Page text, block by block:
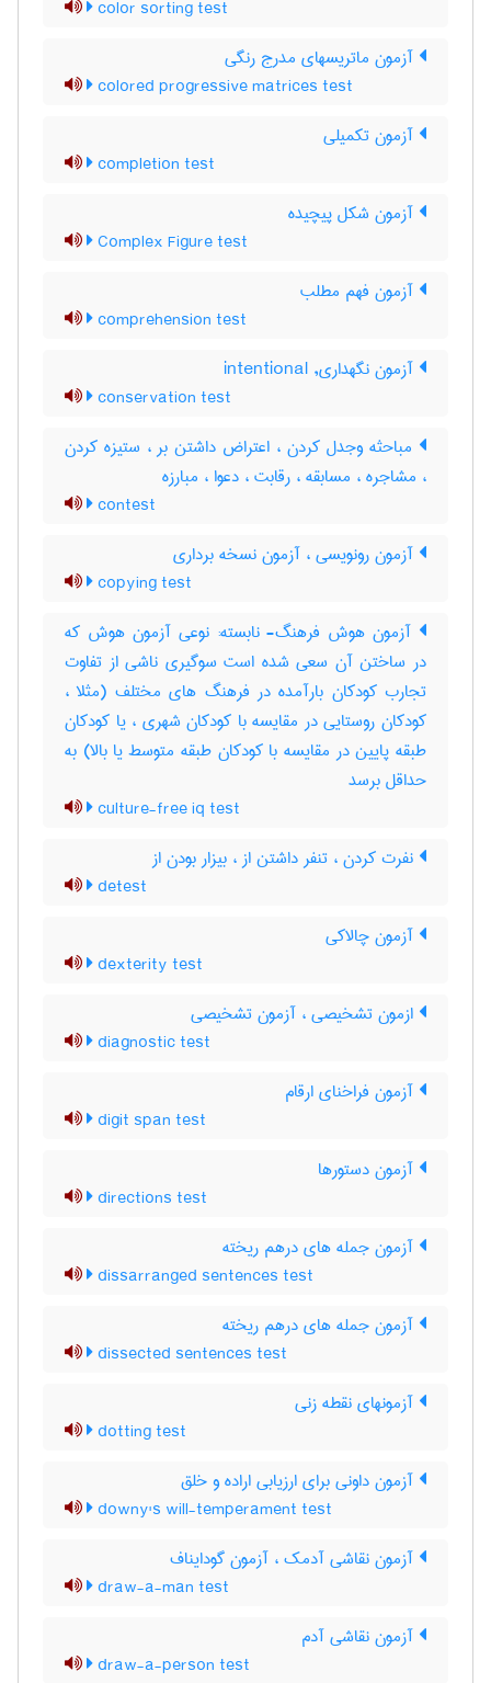
color sorting test
آزمون ماتریسهای مدرج رنگی
colored progressive matrices test
آزمون تکمیلی
completion test
آزمون شكل پيچيده
Complex Figure test
آزمون فهم مطلب
comprehension test
آزمون نگهداری, intentional
conservation test
مباحثه وجدل کردن ، اعتراض داشتن بر ، ستیزه کردن
، مشاجره ، مسابقه ، رقابت ، دعوا ، مبارزه
contest
آزمون رونویسی ، آزمون نسخه برداری
copying test
آزمون هوش فرهنگ- نابسته: نوعی آزمون هوش که
در ساختن آن سعی شده است سوگیری ناشی از تفاوت
تجارب کودکان بارآمده در فرهنگ های مختلف (مثلا ،
کودکان روستایی در مقایسه با کودکان شهری ، یا کودکان
طبقه پایین در مقایسه با کودکان طبقه متوسط یا بالا) به
حداقل برسد
culture-free iq test
نفرت کردن ، تنفر داشتن از ، بیزار بودن از
detest
آزمون چالاکی
dexterity test
ازمون تشخیصی ، آزمون تشخیصی
diagnostic test
آزمون فراخنای ارقام
digit span test
آزمون دستورها
directions test
آزمون جمله های درهم ریخته
dissarranged sentences test
آزمون جمله های درهم ریخته
dissected sentences test
آزمونهای نقطه زنی
dotting test
آزمون داونی برای ارزیابی اراده و خلق
downy's will-temperament test
آزمون نقاشی آدمک ، آزمون گودایناف
draw-a-man test
آزمون نقاشی آدم
draw-a-person test